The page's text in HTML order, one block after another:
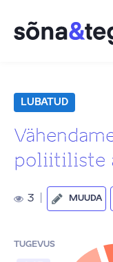
LUBATUD
poliitiliste
3 MUUDA
TUGEVUS